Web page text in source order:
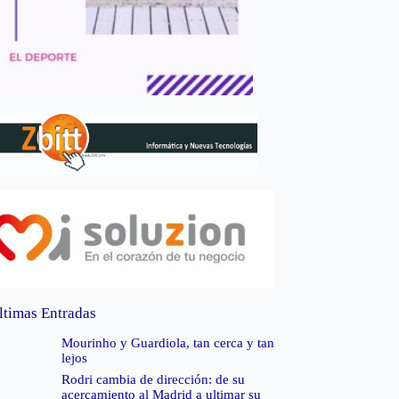
Entradas
Mourinho y Guardiola, tan cerca y tan
lejos
Rodri cambia de dirección: de su
acercamiento al Madrid a ultimar su